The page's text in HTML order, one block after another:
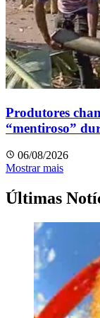
Produtores
“mentiroso”
06/08/2026
Mostrar mais
Últimas